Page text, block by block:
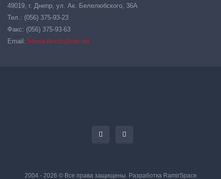
49019, г. Днепр, ул. Ак. Белелюбского, 36А
Тел.: (056) 375-93-23
Факс: (056) 375-93-63
Email: hansa-flexdn@ukr.net
2004 - 2026 © Все права защищены. Разработка RamirSpace